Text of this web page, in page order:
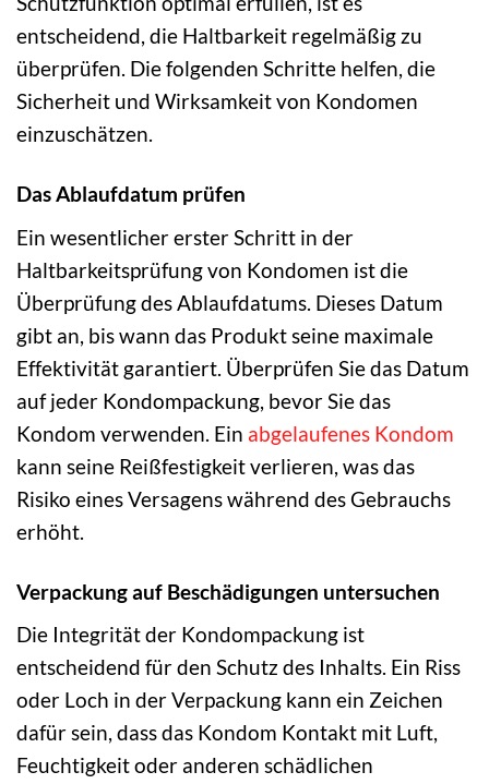
entscheidend, die Haltbarkeit regelmäßig zu
überprüfen. Die folgenden Schritte helfen, die
Sicherheit und Wirksamkeit von Kondomen
einzuschätzen.
Das Ablaufdatum prüfen
Ein wesentlicher erster Schritt in der
Haltbarkeitsprüfung von Kondomen ist die
Überprüfung des Ablaufdatums. Dieses Datum
gibt an, bis wann das Produkt seine maximale
Effektivität garantiert. Überprüfen Sie das Datum
auf jeder Kondompackung, bevor Sie das
Kondom verwenden. Ein abgelaufenes Kondom
kann seine Reißfestigkeit verlieren, was das
Risiko eines Versagens während des Gebrauchs
erhöht.
Verpackung auf Beschädigungen untersuchen
Die Integrität der Kondompackung ist
entscheidend für den Schutz des Inhalts. Ein Riss
oder Loch in der Verpackung kann ein Zeichen
dafür sein, dass das Kondom Kontakt mit Luft,
Feuchtigkeit oder anderen schädlichen